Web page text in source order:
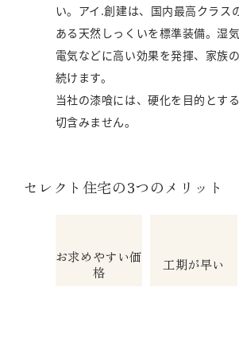
い。アイ.創建は、国内最高クラス
ある天然しっくいを標準装備。湿
電気などに高い効果を発揮、家族
続けます。
当社の漆喰には、硬化を目的とす
切含みません。
セレクト住宅の3つのメリット
お求めやすい価
格
工期が早い